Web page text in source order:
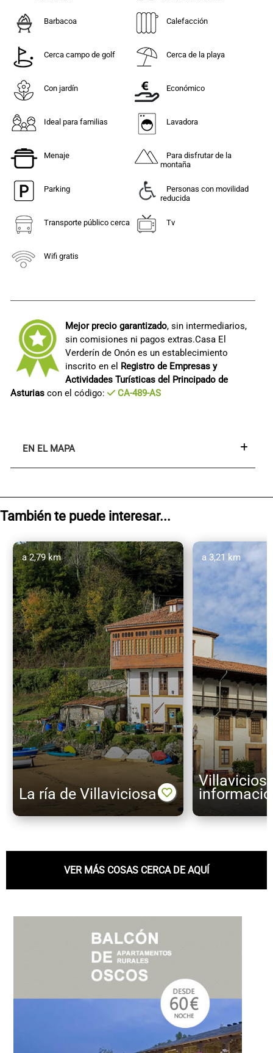
Barbacoa Calefacción
Cerca campo de golf Cerca de la playa
Con jardín Económico
Ideal para familias Lavadora
Menaje
Para disfrutar de la
montaña
Parking
Personas con movilidad
reducida
Transporte público cerca Tv
Wifi gratis
Mejor precio garantizado, sin intermediarios,
sin comisiones ni pagos extras.Casa El
Verderín de Onón es un establecimiento
inscrito en el Registro de Empresas y
Actividades Turísticas del Principado de
Asturias con el código: CA-489-AS
EN EL MAPA
También te puede interesar...
La ría de Villaviciosa
a 2,79 km a 3,21 km
VER MÁS COSAS CERCA DE AQUÍ